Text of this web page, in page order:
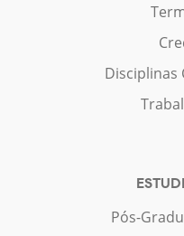
Disciplinas
Pós-